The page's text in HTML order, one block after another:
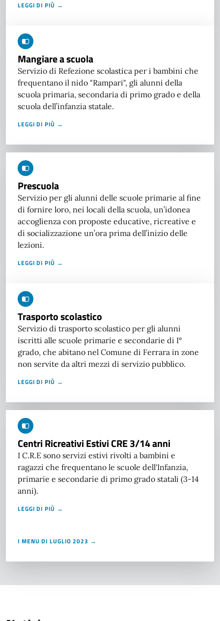
LEGGI DI PIÙ →
Mangiare a scuola
Servizio di Refezione scolastica per i bambini che
frequentano il nido "Rampari", gli alunni della
scuola primaria, secondaria di primo grado e della
scuola dell’infanzia statale.
LEGGI DI PIÙ →
Prescuola
Servizio per gli alunni delle scuole primarie al fine
di fornire loro, nei locali della scuola, un’idonea
accoglienza con proposte educative, ricreative e
di socializzazione un’ora prima dell’inizio delle
lezioni.
LEGGI DI PIÙ →
Trasporto scolastico
Servizio di trasporto scolastico per gli alunni
iscritti alle scuole primarie e secondarie di I°
grado, che abitano nel Comune di Ferrara in zone
non servite da altri mezzi di servizio pubblico.
LEGGI DI PIÙ →
Centri Ricreativi Estivi CRE 3/14 anni
I C.R.E sono servizi estivi rivolti a bambini e
ragazzi che frequentano le scuole dell'Infanzia,
primarie e secondarie di primo grado statali (3-14
anni).
LEGGI DI PIÙ →
I MENU DI LUGLIO 2023 →